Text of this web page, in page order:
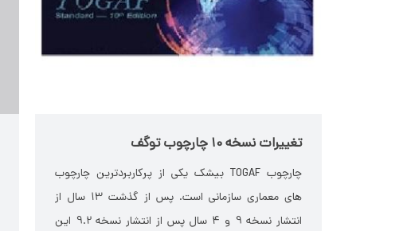
تغییرات نسخه 10 چارچوب توگف
چارچوب TOGAF بی­شک یکی از پرکاربردترین چارچوب
های معماری سازمانی است. پس از گذشت 13 سال از
انتشار نسخه 9 و 4 سال پس از انتشار نسخه 9.2 این